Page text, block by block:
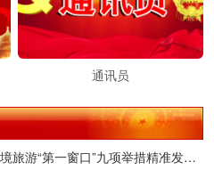
通讯员
胶东国际机场多措并举打造入境旅游“第一窗口”九项举措精准发力，助力青岛建设国际滨海旅游度假胜地